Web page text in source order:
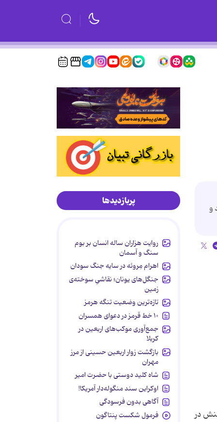
و
در
پربازدیدها
روایت هزاران ساله انسان بر بوم
سنگ و آسمان
اهرام مِروئه در سایه جنگ سودان
جنگل‌های یونان؛ نقاشیِ سوخته‌ی
زمین
تازه‌ترین وضعیت تنگه هرمز
۱۰ خط قرمز در دعوای همسران
جمع‌آوری موکب‌های اربعین در
کربلا
بازگشت زوار اربعین حسینی از مرز
مهران
شاه کلید دوستی با حضرت امیر
اوکراین سند منگوله‌دار آمریکا!
آگاهی بدون فرسودگی
فرمول شکست پنتاگون